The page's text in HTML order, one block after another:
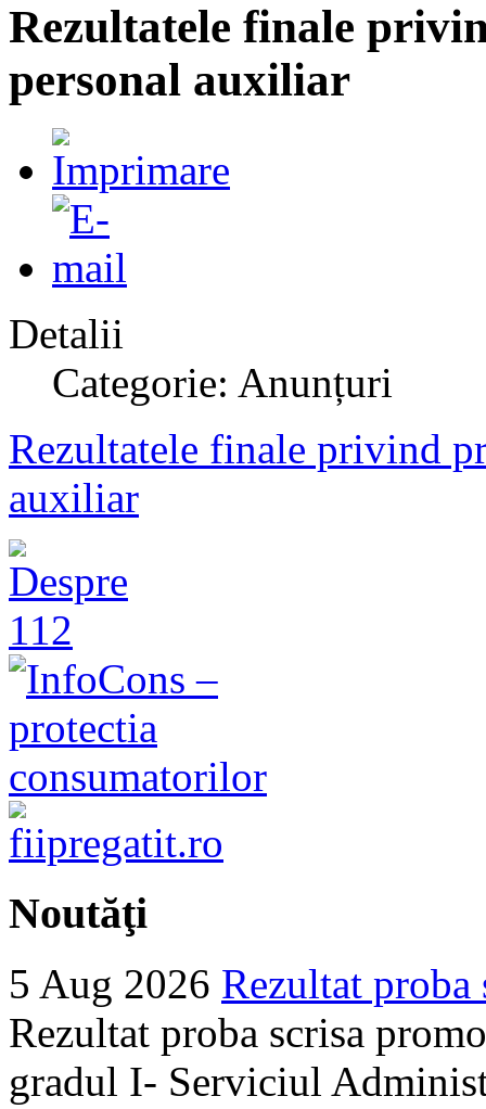
Rezultatele finale
personal auxiliar
Detalii
Categorie: Anunțuri
Rezultatele finale privind
auxiliar
Noutăţi
5 Aug 2026 Rezultat proba
Rezultat proba scrisa
gradul I- Serviciul